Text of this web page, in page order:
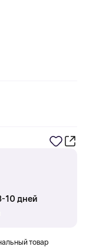
10 дней
товар